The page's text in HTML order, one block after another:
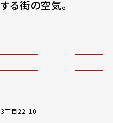
る街の空気。
丁目22-10